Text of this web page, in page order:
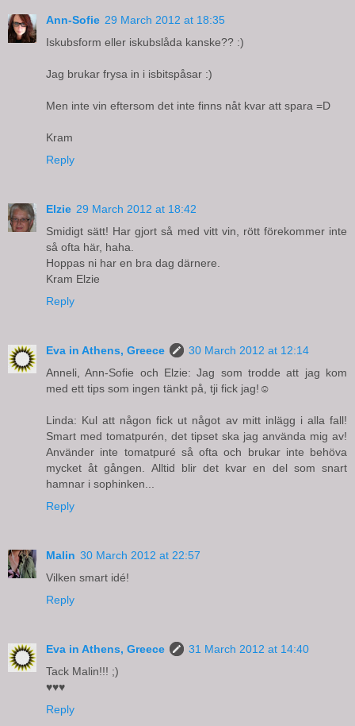
Ann-Sofie 29 March 2012 at 18:35
Iskubsform eller iskubslåda kanske?? :)
Jag brukar frysa in i isbitspåsar :)
Men inte vin eftersom det inte finns nåt kvar att spara =D
Kram
Reply
Elzie 29 March 2012 at 18:42
Smidigt sätt! Har gjort så med vitt vin, rött förekommer inte
så ofta här, haha.
Hoppas ni har en bra dag därnere.
Kram Elzie
Reply
Eva in Athens, Greece
30 March 2012 at 12:14
Anneli, Ann-Sofie och Elzie: Jag som trodde att jag kom
med ett tips som ingen tänkt på, tji fick jag!☺
Linda: Kul att någon fick ut något av mitt inlägg i alla fall!
Smart med tomatpurén, det tipset ska jag använda mig av!
Använder inte tomatpuré så ofta och brukar inte behöva
mycket åt gången. Alltid blir det kvar en del som snart
hamnar i sophinken...
Reply
Malin 30 March 2012 at 22:57
Vilken smart idé!
Reply
Eva in Athens, Greece
31 March 2012 at 14:40
Tack Malin!!! ;)
♥♥♥
Reply